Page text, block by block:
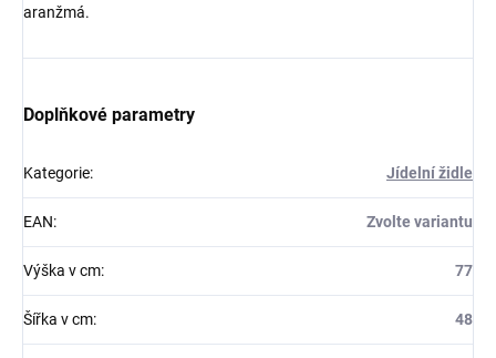
aranžmá.
Doplňkové parametry
Kategorie: Jídelní židle
EAN: Zvolte variantu
Výška v cm: 77
Šířka v cm: 48